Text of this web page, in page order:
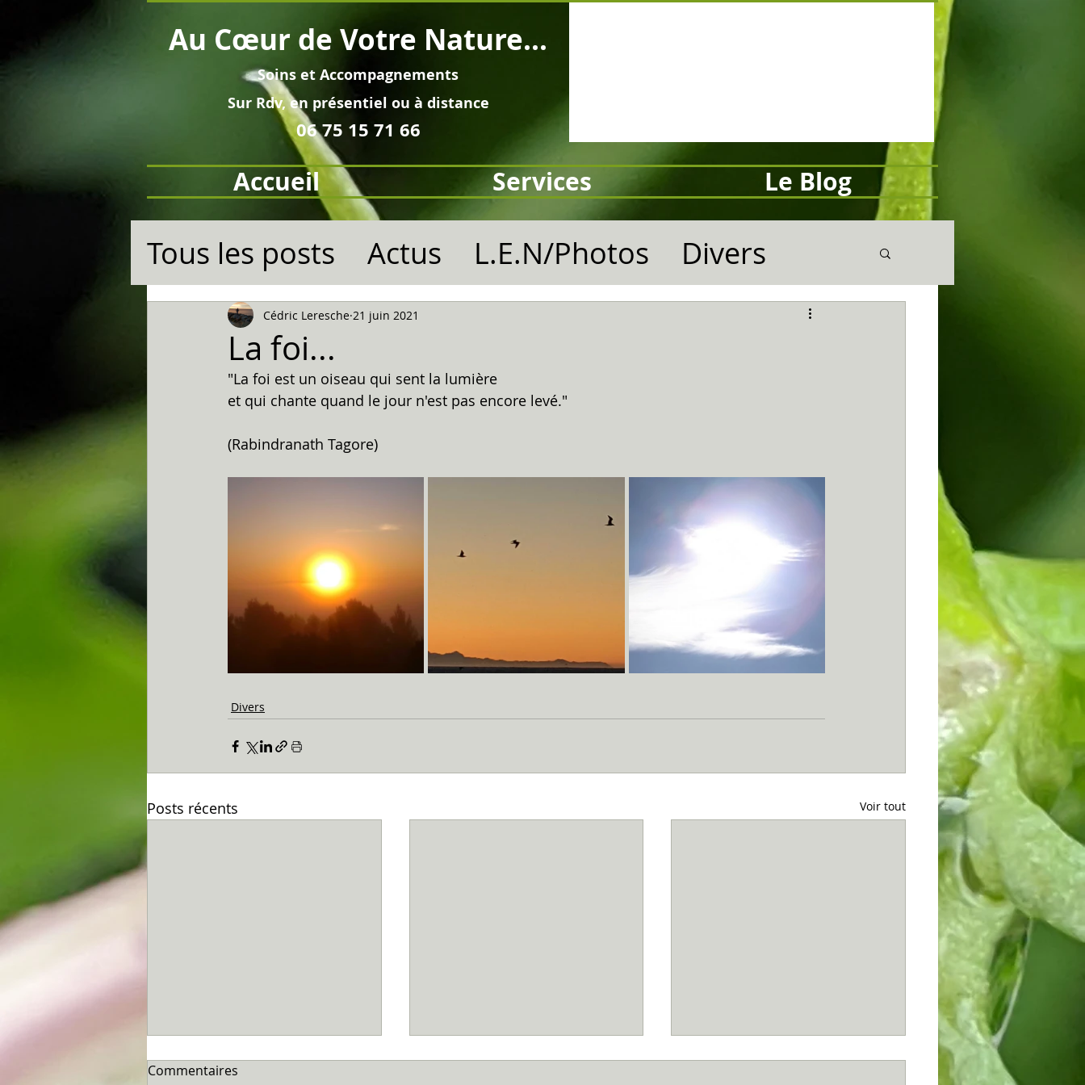
Soins et Accompagnements
Sur Rdv, en présentiel ou à distance
06 75 15 71 66
Au Cœur de Votre Nature...
Accueil Services Le Blog
Tous les posts Actus L.E.N/Photos Divers
La foi...
Cédric Leresche 21 juin 2021
"La foi est un oiseau qui sent la lumière
et qui chante quand le jour n'est pas encore levé."
(Rabindranath Tagore)
Divers
Posts récents Voir tout
Commentaires